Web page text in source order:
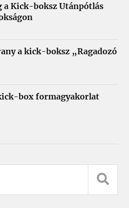
a Kick-boksz Utánpótlás
a kick-boksz „Ragadozó
box formagyakorlat